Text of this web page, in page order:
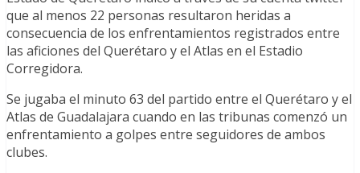
que al menos 22 personas resultaron heridas a
consecuencia de los enfrentamientos registrados entre
las aficiones del Querétaro y el Atlas en el Estadio
Corregidora.
Se jugaba el minuto 63 del partido entre el Querétaro y el
Atlas de Guadalajara cuando en las tribunas comenzó un
enfrentamiento a golpes entre seguidores de ambos
clubes.